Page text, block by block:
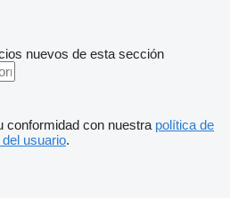
nuevos de esta sección
conformidad con nuestra política de
usuario.